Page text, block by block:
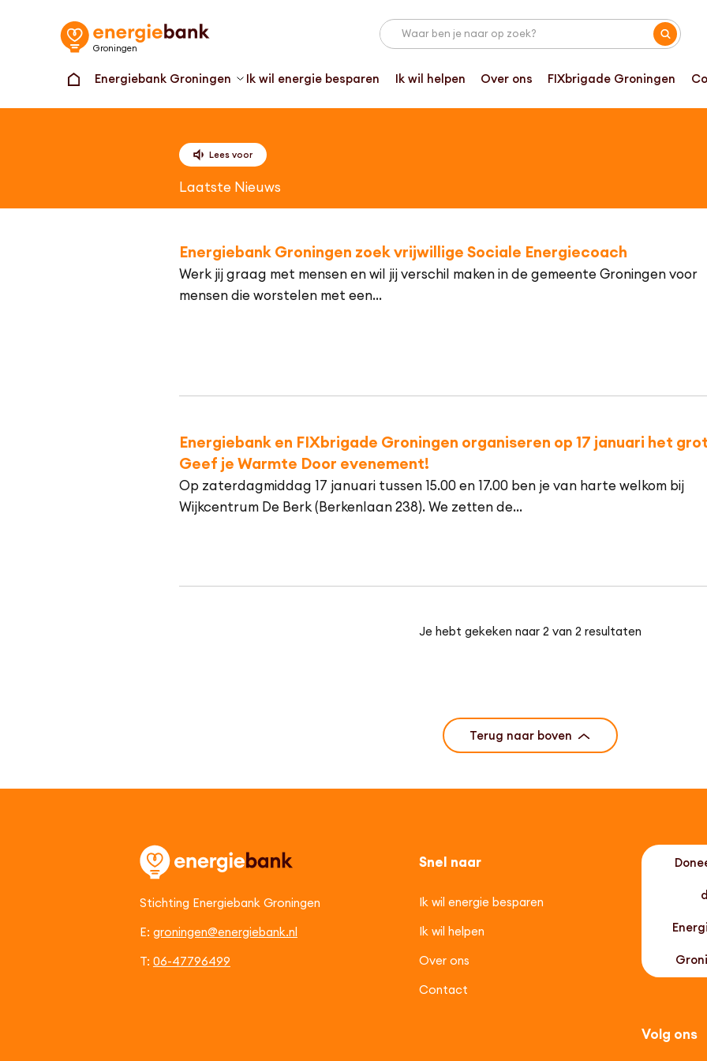
Groningen
Energiebank Groningen Ik wil energie besparen Ik wil helpen Over ons FIXbrigade Groningen
Lees voor
Laatste Nieuws
Energiebank Groningen zoek vrijwillige Sociale Energiecoach
Werk jij graag met mensen en wil jij verschil maken in de gemeente Groningen voor
mensen die worstelen met een...
Energiebank en FIXbrigade Groningen organiseren op 17 januari het
Geef je Warmte Door evenement!
Op zaterdagmiddag 17 januari tussen 15.00 en 17.00 ben je van harte welkom bij
Wijkcentrum De Berk (Berkenlaan 238). We zetten de...
Je hebt gekeken naar 2 van 2 resultaten
Terug naar boven
Stichting Energiebank Groningen
E: groningen@energiebank.nl
T: 06-47796499
Snel naar
Ik wil energie besparen
Ik wil helpen
Over ons
Contact
Volg ons